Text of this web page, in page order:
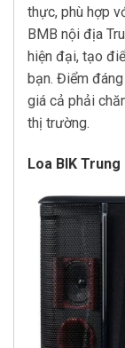
thực, phù hợp
BMB nội địa
hiện đại, tạo
bạn. Điểm
giá cả phải
thị trường.
Loa BIK